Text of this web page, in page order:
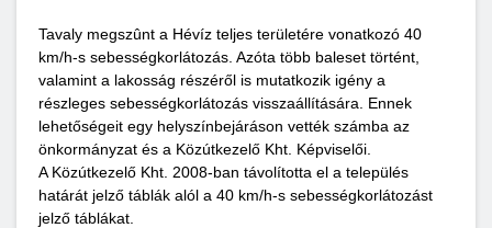
Tavaly megszûnt a Hévíz teljes területére vonatkozó 40
km/h-s sebességkorlátozás. Azóta több baleset történt,
valamint a lakosság részéről is mutatkozik igény a
részleges sebességkorlátozás visszaállítására. Ennek
lehetőségeit egy helyszínbejáráson vették számba az
önkormányzat és a Közútkezelő Kht. Képviselői.
A Közútkezelő Kht. 2008-ban távolította el a település
határát jelző táblák alól a 40 km/h-s sebességkorlátozást
jelző táblákat.